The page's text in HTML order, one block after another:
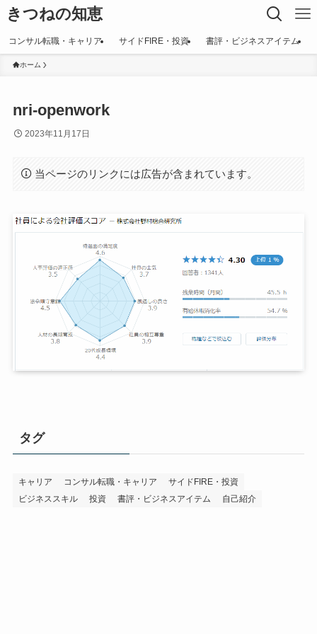
きつねの知恵
コンサル転職・キャリア サイドFIRE・投資 書評・ビジネスアイテム
ホーム
nri-openwork
2023年11月17日
当ページのリンクには広告が含まれています。
タグ
キャリア コンサル転職・キャリア
サイドFIRE・投資
ビジネススキル
投資 書評・ビジネスアイテム 自己紹介